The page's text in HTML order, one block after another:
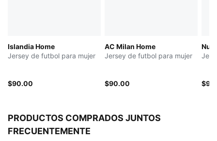
Islandia Home
Jersey de futbol para mujer
$90.00
AC Milan Home
Jersey de futbol para mujer
$90.00
PRODUCTOS COMPRADOS JUNTOS
FRECUENTEMENTE